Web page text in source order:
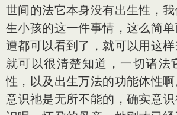
世间的法它本身没有出生性，
生小孩的这一件事情，这么简
遭都可以看到了，就可以用这
就可以很清楚知道，一切诸法
性，以及出生万法的功能体性
意识祂是无所不能的，确实意